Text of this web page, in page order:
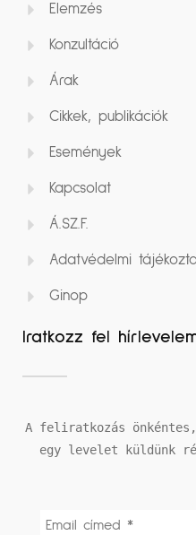
Elemzés
Konzultáció
Árak
Cikkek, publikációk
Események
Kapcsolat
Á.SZ.F.
Adatvédelmi
Ginop
Iratkozz fel
A feliratkozás önkéntes,
egy levelet küldünk